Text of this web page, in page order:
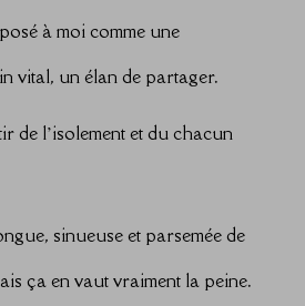
à moi comme une
vital, un élan de partager.
de l’isolement et du chacun
sinueuse et parsemée de
ça en vaut vraiment la peine.